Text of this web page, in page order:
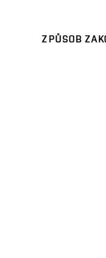
ZPŮSOB